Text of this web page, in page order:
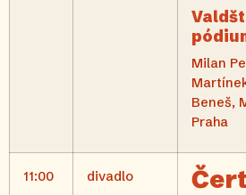
Milan
Beneš,
Praha
11:00 divadlo